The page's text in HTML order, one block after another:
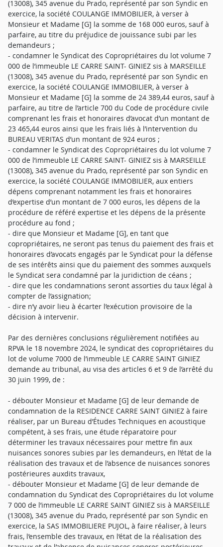
(13008), 345 avenue du Prado, représenté par son Syndic en
exercice, la société COULANGE IMMOBILIER, à verser à
Monsieur et Madame [G] la somme de 168 000 euros, sauf à
parfaire, au titre du préjudice de jouissance subi par les
demandeurs ;
- condamner le Syndicat des Copropriétaires du lot volume 7
000 de l’immeuble LE CARRE SAINT- GINIEZ sis à MARSEILLE
(13008), 345 avenue du Prado, représenté par son Syndic en
exercice, la société COULANGE IMMOBILIER, à verser à
Monsieur et Madame [G] la somme de 24 389,44 euros, sauf à
parfaire, au titre de l’article 700 du Code de procédure civile
comprenant les frais et honoraires d’avocat d’un montant de
23 465,44 euros ainsi que les frais liés à l’intervention du
BUREAU VERITAS d’un montant de 924 euros ;
- condamner le Syndicat des Copropriétaires du lot volume 7
000 de l’immeuble LE CARRE SAINT- GINIEZ sis à MARSEILLE
(13008), 345 avenue du Prado, représenté par son Syndic en
exercice, la société COULANGE IMMOBILIER, aux entiers
dépens comprenant notamment les frais et honoraires
d’expertise d’un montant de 7 000 euros, les dépens de la
procédure de référé expertise et les dépens de la présente
procédure au fond ;
- dire que Monsieur et Madame [G], en tant que
copropriétaires, ne seront pas tenus du paiement des frais et
honoraires d’avocats engagés par le Syndicat pour la défense
de ses intérêts ainsi que du paiement des sommes auxquels
le Syndicat sera condamné par la juridiction de céans ;
- dire que les condamnations seront assorties du taux légal à
compter de l’assignation;
- dire n’y avoir lieu à écarter l’exécution provisoire de la
décision à intervenir.
Par des dernières conclusions régulièrement notifiées au
RPVA le 18 novembre 2024, le syndicat des copropriétaires du
lot de volume 7000 de l’immeuble LE CARRE SAINT GINIEZ
demande au tribunal, au visa des articles 6 et 9 de l’arrêté du
30 juin 1999, de :
- débouter Monsieur et Madame [G] de leur demande de
condamnation de la RESIDENCE CARRE SAINT GINIEZ à faire
réaliser, par un Bureau d’Études Techniques en acoustique
compétent, à ses frais, une étude réparatoire pour
déterminer les travaux nécessaires pour mettre fin aux
nuisances sonores subies par les demandeurs, en l’état de la
réalisation des travaux et de l’absence de nuisances sonores
postérieures auxdits travaux,
- débouter Monsieur et Madame [G] de leur demande de
condamnation du Syndicat des Copropriétaires du lot volume
7 000 de l’immeuble LE CARRE SAINT GINIEZ sis à MARSEILLE
(13008), 345 avenue du Prado, représenté par son Syndic en
exercice, la SAS IMMOBILIERE PUJOL, à faire réaliser, à leurs
frais, l’ensemble des travaux, en l’état de la réalisation des